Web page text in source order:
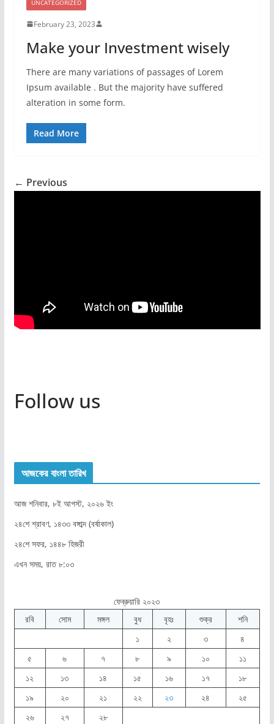
UNCATEGORIZED
February 23, 2023
Make your Investment wisely
There are many variations of passages of Lorem
Ipsum available . But the majority have suffered
alteration in some form.
Read More
← Previous
Follow us
আজকের বাংলা তারিখ
আজ শনিবার, ৮ই আগস্ট, ২০২৬ ইং
২৪শে শ্রাবণ, ১৪৩৩ বঙ্গাব্দ (বর্ষাকাল)
২৪শে সফর, ১৪৪৮ হিজরী
এখন সময়, রাত ৮:০৩
ফেব্রুয়ারি ২০২৩
রবি
সোম মঙ্গল বুধ বৃহঃ শুক্র শনি
১ ২ ৩
৪
৫
৬ ৭ ৮ ৯ ১০
১১
১২
১৩ ১৪ ১৫ ১৬ ১৭
১৮
১৯
২০ ২১ ২২ ২৩ ২৪
২৫
২৬
২৭ ২৮